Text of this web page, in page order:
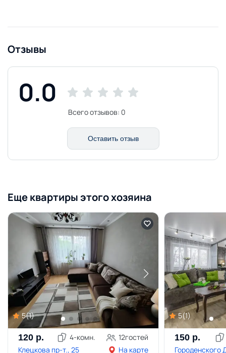
Видеонаблюдение
Беседка
Терраса
Отзывы
0.0
Всего отзывов: 0
Оставить отзыв
Еще квартиры этого хозяина
5(1)
120 р. 4-комн. 12гостей
Клецкова пр-т., 25
На карте
5(1)
150 р.
Городенского